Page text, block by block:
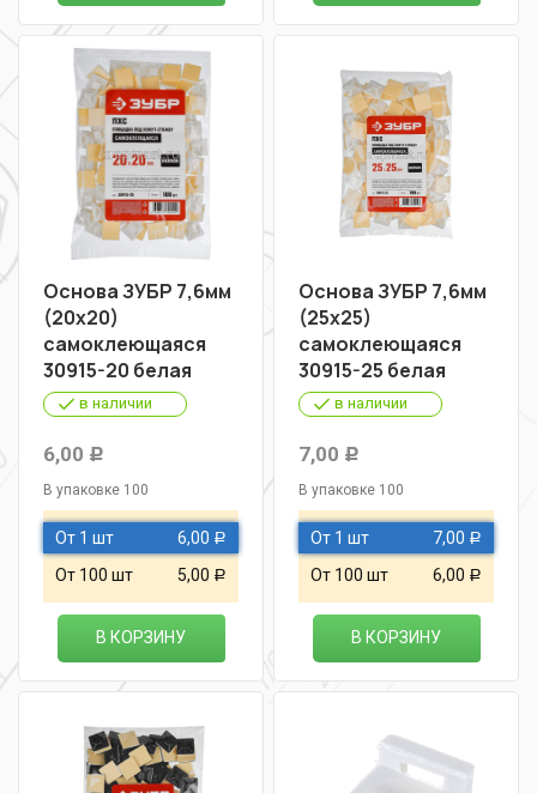
Основа ЗУБР 7,6мм
(20х20)
самоклеющаяся
30915-20 белая
в наличии
6,00 Р
В упаковке 100
От 1 шт 6,00 Р
От 100 шт 5,00 Р
В КОРЗИНУ
Основа ЗУБР 7,6мм
(25х25)
самоклеющаяся
30915-25 белая
в наличии
7,00 Р
В упаковке 100
От 1 шт 7,00 Р
От 100 шт 6,00 Р
В КОРЗИНУ